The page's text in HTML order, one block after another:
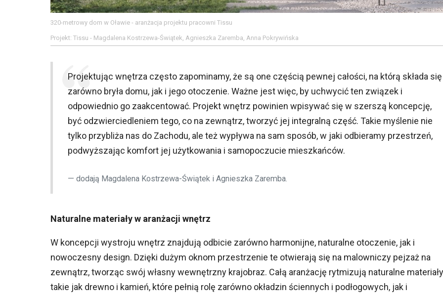
320-metrowy dom w Oławie - aranżacja projektu pracowni Tissu
Projekt: Tissu - Magdalena Kostrzewa-Świątek, Agnieszka Zaremba, Anna Pokrywińska
Projektując wnętrza często zapominamy, że są one częścią pewnej całości, na którą składa się
zarówno bryła domu, jak i jego otoczenie. Ważne jest więc, by uchwycić ten związek i
odpowiednio go zaakcentować. Projekt wnętrz powinien wpisywać się w szerszą koncepcję,
być odzwierciedleniem tego, co na zewnątrz, tworzyć jej integralną część. Takie myślenie nie
tylko przybliża nas do Zachodu, ale też wypływa na sam sposób, w jaki odbieramy przestrzeń,
podwyższając komfort jej użytkowania i samopoczucie mieszkańców.
dodają Magdalena Kostrzewa-Świątek i Agnieszka Zaremba.
Naturalne materiały w aranżacji wnętrz
W koncepcji wystroju wnętrz znajdują odbicie zarówno harmonijne, naturalne otoczenie, jak i
nowoczesny design. Dzięki dużym oknom przestrzenie te otwierają się na malowniczy pejzaż na
zewnątrz, tworząc swój własny wewnętrzny krajobraz. Całą aranżację rytmizują naturalne
takie jak drewno i kamień, które pełnią rolę zarówno okładzin ściennych i podłogowych, jak i